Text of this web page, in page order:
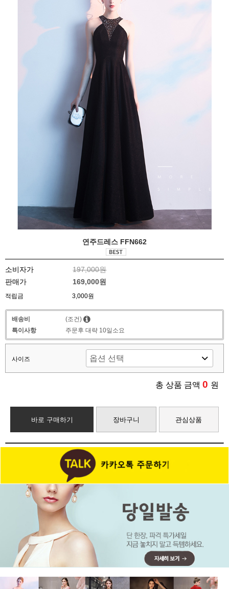
연주드레스 FFN662
소비자가
197,000원
판매가
169,000원
적립금 3,000원
배송비
(조건)
특이사항
주문후 대략 10일소요
사이즈
총 상품 금액 0 원
바로 구매하기 장바구니 관심상품